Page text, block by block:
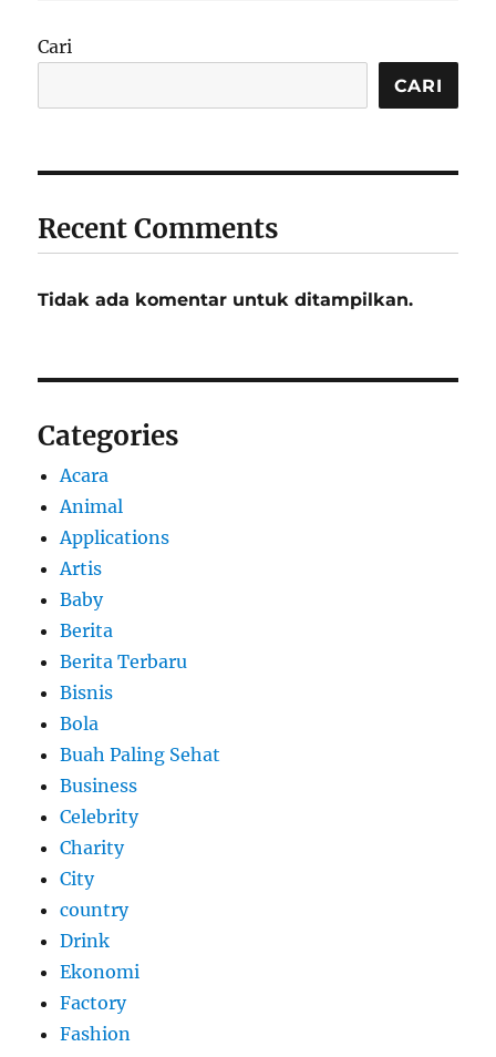
Cari
CARI
Recent Comments
Tidak ada komentar untuk ditampilkan.
Categories
Acara
Animal
Applications
Artis
Baby
Berita
Berita Terbaru
Bisnis
Bola
Buah Paling Sehat
Business
Celebrity
Charity
City
country
Drink
Ekonomi
Factory
Fashion